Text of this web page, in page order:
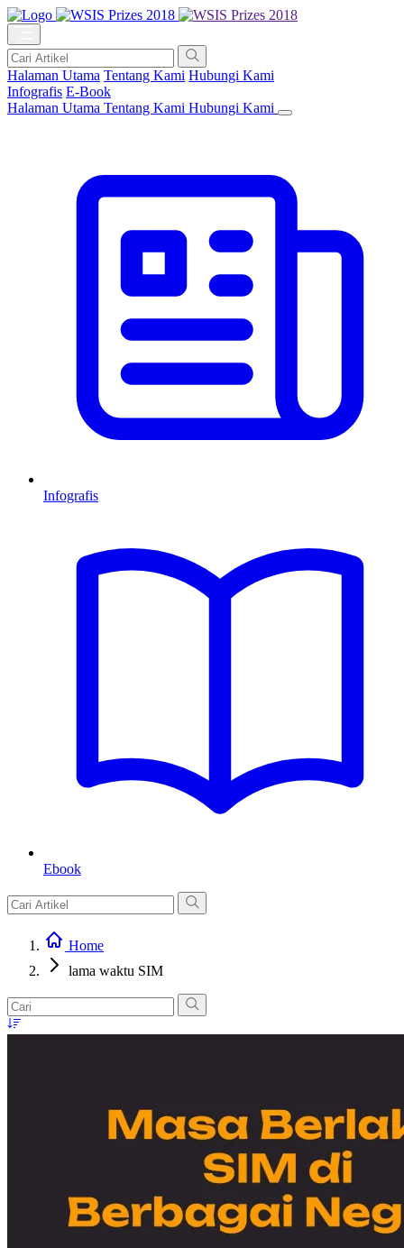
Halaman Utama Tentang Kami Hubungi Kami
Infografis E-Book
Halaman Utama Tentang Kami Hubungi Kami
Infografis
Ebook
Home
lama waktu SIM